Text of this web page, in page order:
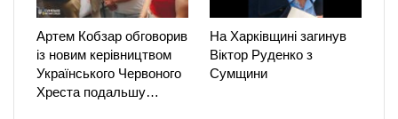
Артем Кобзар обговорив
із новим керівництвом
Українського Червоного
Хреста подальшу…
На Харківщині загинув
Віктор Руденко з
Сумщини